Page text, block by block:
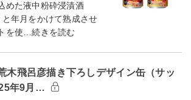
めた液中粉砕浸漬酒
年月をかけて熟成させ
を使…続きを読む
飛呂彦描き下ろしデザイン缶（サッ
年9月…